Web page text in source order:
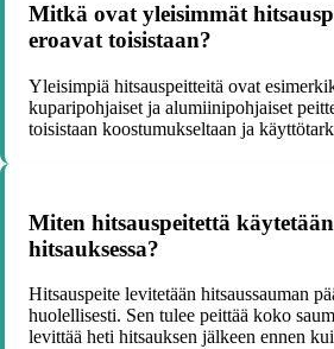
Mitkä ovat yleisimmät
eroavat toisistaan?
Yleisimpiä hitsauspeitteitä ovat
kuparipohjaiset ja alumiinipohjaiset
toisistaan koostumukseltaan ja
Miten hitsauspeitettä
hitsauksessa?
Hitsauspeite levitetään hitsaussauman
huolellisesti. Sen tulee peittää koko
levittää heti hitsauksen jälkeen ennen